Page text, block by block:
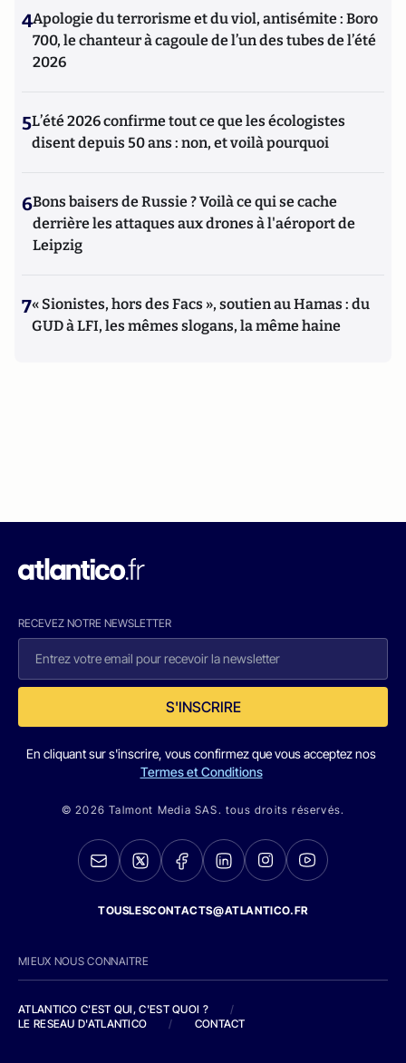
4Apologie du terrorisme et du viol, antisémite : Boro
700, le chanteur à cagoule de l’un des tubes de l’été
2026
5L’été 2026 confirme tout ce que les écologistes
disent depuis 50 ans : non, et voilà pourquoi
6Bons baisers de Russie ? Voilà ce qui se cache
derrière les attaques aux drones à l'aéroport de
Leipzig
7« Sionistes, hors des Facs », soutien au Hamas : du
GUD à LFI, les mêmes slogans, la même haine
RECEVEZ NOTRE NEWSLETTER
S'INSCRIRE
En cliquant sur s'inscrire, vous confirmez que vous acceptez nos
Termes et Conditions
© 2026 Talmont Media SAS. tous droits réservés.
TOUSLESCONTACTS@ATLANTICO.FR
MIEUX NOUS CONNAITRE
ATLANTICO C'EST QUI, C'EST QUOI ?
/
LE RESEAU D'ATLANTICO
/ CONTACT